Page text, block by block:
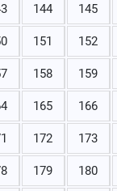
144 145
151 152
158 159
165 166
172 173
179 180